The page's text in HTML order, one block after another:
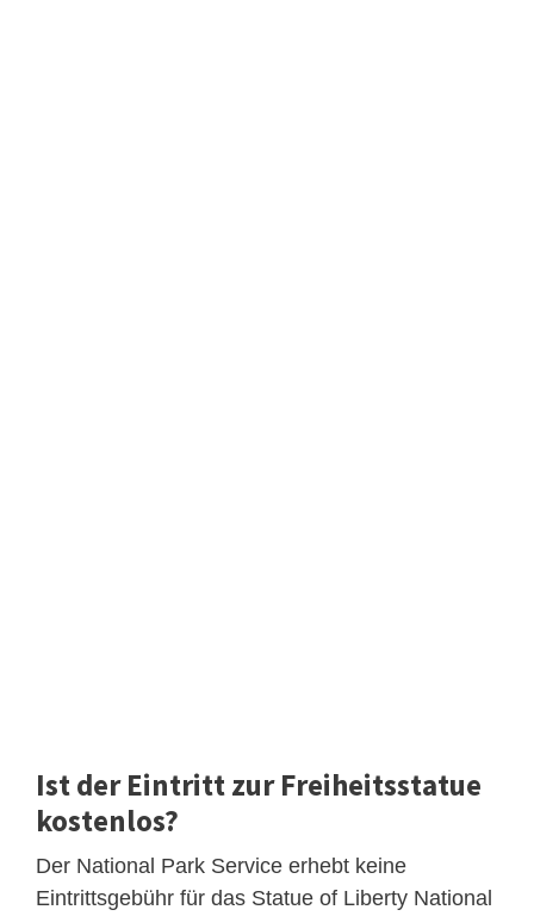
Ist der Eintritt zur Freiheitsstatue
kostenlos?
Der National Park Service erhebt keine
Eintrittsgebühr für das Statue of Liberty National